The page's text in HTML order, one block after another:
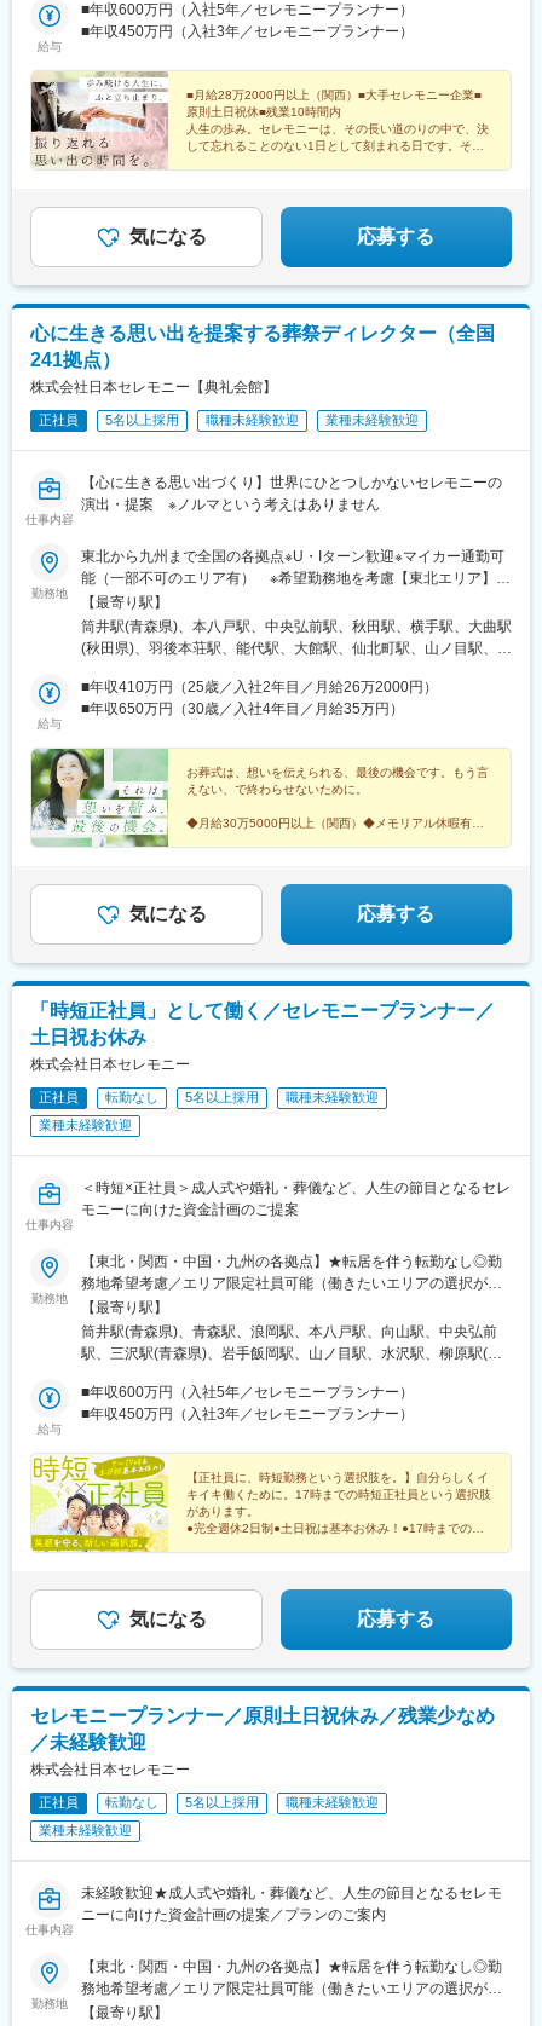
ずその場に残る選択肢もございます。また人によっては転勤打診
がなく初任地から異動しない社員もおります。
一顧客一担当制：お客様の想いを「かたち」にするため、新規接
客から当日の進行、装飾のテーマ、料理やサービスまで1人のウェ
ディングプランナーが一貫してプロデュースするのが当社の魅力
です。
取・石巻・大崎）秋田県（秋田・横手・大仙・由利本荘・能代・
大館）■関西エリア大阪府（大阪・茨木・高槻・寝屋川・八尾・河
原）■中国エリア岡山県（岡山・倉敷）広島県（福山・尾道・三
原・広島）山口県（岩国・光・周南・防府・下関・宇部）■九州エ
リア福岡県（北九州・古賀・福津・福岡・春日・直方・行橋・久
留米）長崎県（佐世保）大分県（中津）佐賀県（伊万里）受動喫
煙対策：あり※以下『勤務地一覧を見る』は支店の一覧です※『勤
お気軽にご相談ください
南駅、小鶴新田駅、名取駅、石巻駅、塚目駅、秋田駅、横手駅、
大曲駅(秋田県)、羽後本荘駅、能代駅、大館駅、神崎川駅、近鉄八
出川駅、塚口駅(阪急線)、畝傍駅、妹尾駅、倉敷市駅、備後本庄
駅、新尾道駅、須波駅、三原駅、山陽女学園前駅、岩国駅、光
駅、徳山駅、防府駅、幡生駅、綾羅木駅、東新川駅(山口県)、旦過
駅、熊西駅、萩原駅(福岡県)、古賀駅、福間駅、馬出九大病院前
駅、香椎宮前駅、西新駅、福大前駅、大橋駅(福岡県)、大野城駅、
津駅(大分県)、川東駅(佐賀県)、三国駅(大阪府)、高槻市駅、塚口
駅(福知山線)、楽々園駅、琴芝駅、平和通駅、西黒崎駅、西鉄香椎
給与
■年収600万円（入社5年／セレモニープランナー）
■年収450万円（入社3年／セレモニープランナー）
■月給28万2000円以上（関西）■大手セレモニー企業■
原則土日祝休■残業10時間内
人生の歩み。セレモニーは、その長い道のりの中で、決
して忘れることのない1日として刻まれる日です。その
気になる 応募する
心に生きる思い出を提案する葬祭ディレクター（全国
241拠点）
株式会社日本セレモニー【典礼会館】
正社員 5名以上採用 職種未経験歓迎 業種未経験歓迎
仕事内容
【心に生きる思い出づくり】世界にひとつしかないセレモニーの
演出・提案 ※ノルマという考えはありません
勤務地
東北から九州まで全国の各拠点※U・Iターン歓迎※マイカー通勤可
能（一部不可のエリア有） ※希望勤務地を考慮【東北エリア】◆
青森（12カ所）◆岩手（13カ所）◆宮城（9カ所）◆秋田（13カ
所）【関西エリア】◆大阪（39カ所）◆京都（3カ所）◆兵庫（7
カ所）◆奈良（6カ所）◆滋賀（3カ所）【中国エリア】◆岡山
福岡（49カ所）◆長崎（7カ所） など受動喫煙対策：あり＊＊
＊POINT＊＊＊●研修充実！所作や礼儀作法など、イチから学べる
レモニーの演出・提案ができる
【最寄り駅】
筒井駅(青森県)、本八戸駅、中央弘前駅、秋田駅、横手駅、大曲駅
(秋田県)、羽後本荘駅、能代駅、大館駅、仙北町駅、山ノ目駅、柳
阪府)、芦原橋駅、高槻市駅、大日駅、香里園駅、近鉄八尾駅、富
木駅、白鷺駅、今出川駅、高の原駅、園田駅、妹尾駅、西富井
新下関駅、岩鼻駅、山口駅(山口県)、西岩国駅、徳山駅、香春口三
萩野駅、陣原駅、博多南駅、橋本駅(福岡県)、花畑駅、古賀駅、日
宇駅、松浦駅、弘前駅、芦原町駅、楽々園駅、旦過駅、聖マリア
病院前駅、ししぶ駅、今宮駅
給与
■年収410万円（25歳／入社2年目／月給26万2000円）
■年収650万円（30歳／入社4年目／月給35万円）
お葬式は、想いを伝えられる、最後の機会です。もう言
えない、で終わらせないために。
◆月給30万5000円以上（関西）◆メモリアル休暇有◆
気になる 応募する
「時短正社員」として働く／セレモニープランナー／
土日祝お休み
株式会社日本セレモニー
正社員 転勤なし 5名以上採用
職種未経験歓迎
業種未経験歓迎
仕事内容
＜時短×正社員＞成人式や婚礼・葬儀など、人生の節目となるセレ
モニーに向けた資金計画のご提案
勤務地
【東北・関西・中国・九州の各拠点】★転居を伴う転勤なし◎勤
務地希望考慮／エリア限定社員可能（働きたいエリアの選択が可
能）◎マイカー通勤可（一部不可のエリア有）※U・Iターン歓迎★
全国で多数オープニング予定★随時、会社説明会実施予定 ■東北
エリア青森県（青森・八戸・十和田・弘前・上北郡）岩手県（盛
取・石巻・大崎）秋田県（秋田・横手・大仙・由利本荘・能代・
大館）■関西エリア大阪府（大阪・茨木・高槻・寝屋川・八尾・河
原）■中国エリア岡山県（岡山・倉敷）広島県（福山・尾道・三
原・広島）山口県（岩国・光・周南・防府・下関・宇部）■九州エ
リア福岡県（北九州・古賀・福津・福岡・春日・直方・行橋・久
留米）長崎県（佐世保）大分県（中津）佐賀県（伊万里）受動喫
煙対策：あり※以下『勤務地一覧を見る』は支店の一覧です※『勤
お気軽にご相談ください
【最寄り駅】
筒井駅(青森県)、青森駅、浪岡駅、本八戸駅、向山駅、中央弘前
駅、三沢駅(青森県)、岩手飯岡駅、山ノ目駅、水沢駅、柳原駅(岩
南駅、小鶴新田駅、名取駅、石巻駅、塚目駅、秋田駅、横手駅、
大曲駅(秋田県)、羽後本荘駅、能代駅、大館駅、神崎川駅、近鉄八
出川駅、塚口駅(阪急線)、畝傍駅、妹尾駅、倉敷市駅、備後本庄
駅、新尾道駅、須波駅、三原駅、山陽女学園前駅、岩国駅、光
駅、徳山駅、防府駅、幡生駅、綾羅木駅、東新川駅(山口県)、旦過
駅、熊西駅、萩原駅(福岡県)、古賀駅、福間駅、馬出九大病院前
駅、香椎宮前駅、西新駅、福大前駅、大橋駅(福岡県)、大野城駅、
津駅(大分県)、川東駅(佐賀県)、三国駅(大阪府)、高槻市駅、塚口
駅(福知山線)、楽々園駅、琴芝駅、平和通駅、西黒崎駅、西鉄香椎
給与
■年収600万円（入社5年／セレモニープランナー）
■年収450万円（入社3年／セレモニープランナー）
【正社員に、時短勤務という選択肢を。】自分らしくイ
キイキ働くために。17時までの時短正社員という選択肢
があります。
●完全週休2日制●土日祝は基本お休み！●17時までの時
気になる 応募する
セレモニープランナー／原則土日祝休み／残業少なめ
／未経験歓迎
株式会社日本セレモニー
正社員 転勤なし 5名以上採用
職種未経験歓迎
業種未経験歓迎
仕事内容
未経験歓迎★成人式や婚礼・葬儀など、人生の節目となるセレモ
ニーに向けた資金計画の提案／プランのご案内
勤務地
【東北・関西・中国・九州の各拠点】★転居を伴う転勤なし◎勤
務地希望考慮／エリア限定社員可能（働きたいエリアの選択が可
能）◎マイカー通勤可（一部不可のエリア有）※U・Iターン歓迎★
【最寄り駅】